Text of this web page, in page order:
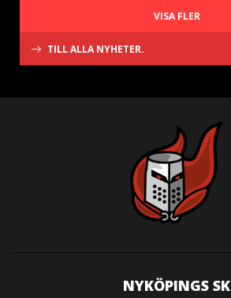
VISA FLER
TILL ALLA NYHETER.
NYKÖPINGS SK